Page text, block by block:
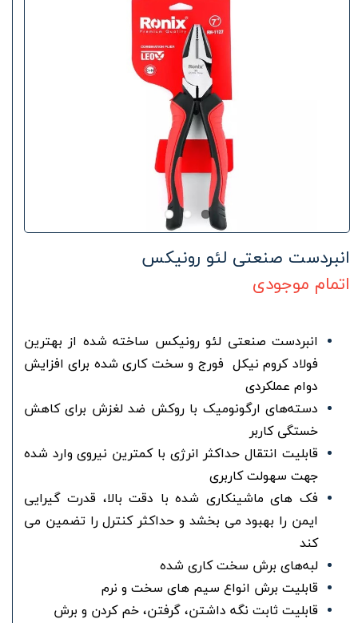
انبردست صنعتی لئو رونیکس
اتمام موجودی
انبردست صنعتی لئو رونیکس ساخته شده از بهترین
فولاد کروم نیکل فورج و سخت کاری شده برای افزایش
دوام عملکردی
دسته‌های ارگونومیک با روکش ضد لغزش برای کاهش
خستگی کاربر
قابلیت انتقال حداکثر انرژی با کمترین نیروی وارد شده
جهت سهولت کاربری
فک های ماشینکاری شده با دقت بالا، قدرت گیرایی
ایمن را بهبود می بخشد و حداکثر کنترل را تضمین می
کند
لبه‌های برش سخت کاری شده
قابلیت برش انواع سیم های سخت و نرم
قابلیت ثابت نگه داشتن، گرفتن، خم کردن و برش